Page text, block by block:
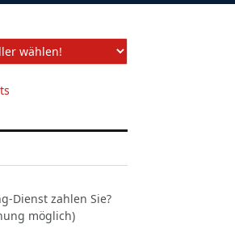
Dienst zahlen Sie?
möglich)